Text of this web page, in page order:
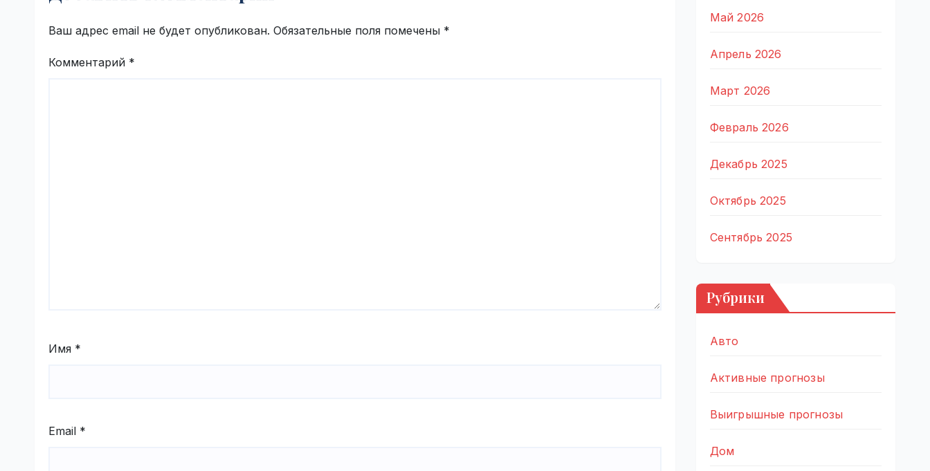
Ваш адрес email не будет опубликован. Обязательные поля помечены *
Комментарий *
Имя *
Email *
Май 2026
Апрель 2026
Март 2026
Февраль 2026
Декабрь 2025
Октябрь 2025
Сентябрь 2025
Рубрики
Авто
Активные прогнозы
Выигрышные прогнозы
Дом